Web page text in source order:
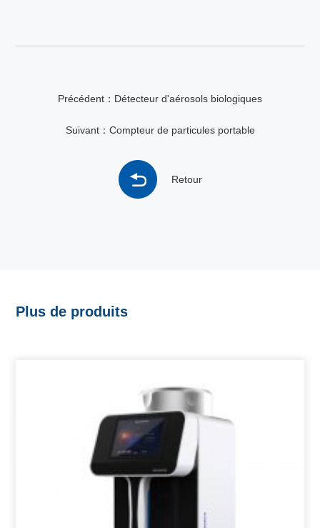
Précédent：Détecteur d'aérosols biologiques
Suivant：Compteur de particules portable
Retour
Plus de produits